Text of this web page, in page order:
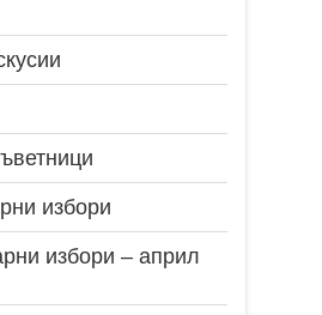
избори
избори – април